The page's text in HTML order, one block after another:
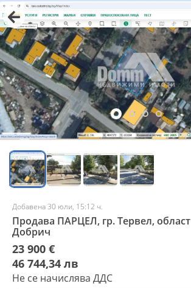
Добавена 30 юли, 15:12 ч.
Продава ПАРЦЕЛ, гр. Тервел, област
Добрич
23 900 €
46 744,34 лв
Не се начислява ДДС